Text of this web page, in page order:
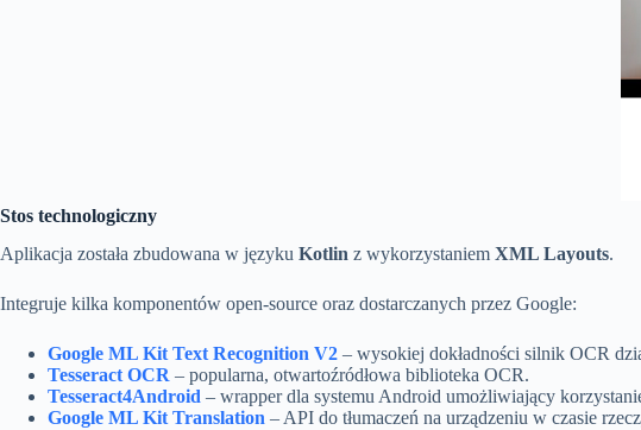
Stos technologiczny
Aplikacja została zbudowana w języku Kotlin z wykorzystaniem XML Layouts.
Integruje kilka komponentów open-source oraz dostarczanych przez Google:
Google ML Kit Text Recognition V2 – wysokiej dokładności silnik OCR
Tesseract OCR – popularna, otwartoźródłowa biblioteka OCR.
Tesseract4Android – wrapper dla systemu Android umożliwiający
Google ML Kit Translation – API do tłumaczeń na urządzeniu w czasie